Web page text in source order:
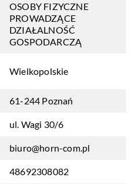
OSOBY FIZYCZNE
PROWADZĄCE
DZIAŁALNOŚĆ
GOSPODARCZĄ
Wielkopolskie
61-244 Poznań
ul. Wagi 30/6
biuro@horn-com.pl
48692308082